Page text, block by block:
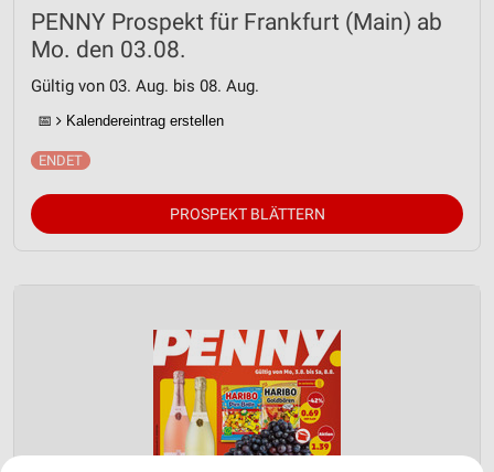
PENNY Prospekt für Frankfurt (Main) ab
Mo. den 03.08.
Gültig von 03. Aug. bis 08. Aug.
📅 Kalendereintrag erstellen
PROSPEKT BLÄTTERN